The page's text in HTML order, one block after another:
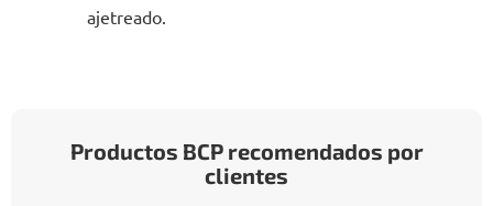
ajetreado.
Productos BCP recomendados por
clientes